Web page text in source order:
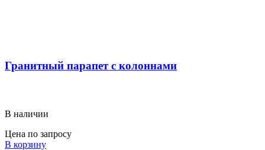
Гранитный парапет с колоннами
В наличии
Цена по запросу
В корзину